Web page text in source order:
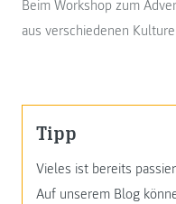
Beim Workshop zum
aus verschiedenen
Tipp
Vieles ist bereits
Auf unserem Blog